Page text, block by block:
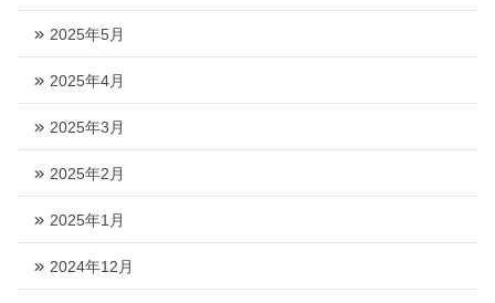
2025年5月
2025年4月
2025年3月
2025年2月
2025年1月
2024年12月